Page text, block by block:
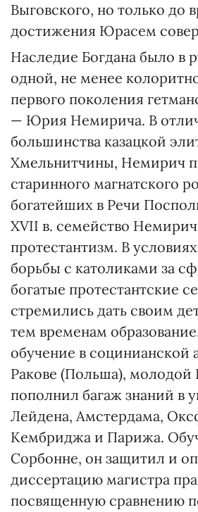
Выговского, но только до
достижения Юрасем
Наследие Богдана было в
одной, не менее
первого поколения
— Юрия Немирича. В
большинства казацкой
Хмельнитчины, Немирич
старинного магнатского
богатейших в Речи
XVII в. семейство
протестантизм. В
борьбы с католиками за
богатые протестантские
стремились дать своим
тем временам
обучение в социнианской
Ракове (Польша),
пополнил багаж знаний в
Лейдена, Амстердама,
Кембриджа и Парижа.
Сорбонне, он защитил и
диссертацию магистра
посвященную сравнению